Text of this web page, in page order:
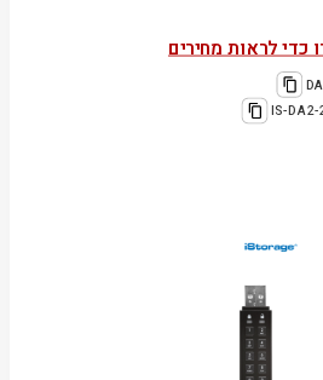
כדי לראות מחירים
IS-